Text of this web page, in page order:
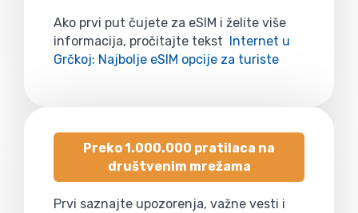
Ako prvi put čujete za eSIM i želite više
informacija, pročitajte tekst Internet u
Grčkoj: Najbolje eSIM opcije za turiste
Preko 1.000.000 pratilaca na
društvenim mrežama
Prvi saznajte upozorenja, važne vesti i